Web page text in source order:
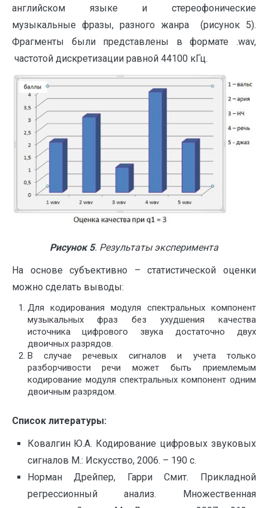
английском языке и стереофонические
музыкальные фразы, разного жанра (рисунок 5).
Фрагменты были представлены в формате .wav,
частотой дискретизации равной 44100 кГц.
Рисунок 5. Результаты эксперимента
На основе субъективно – статистической оценки
можно сделать выводы:
Для кодирования модуля спектральных компонент
музыкальных фраз без ухудшения качества
источника цифрового звука достаточно двух
двоичных разрядов.
В случае речевых сигналов и учета только
разборчивости речи может быть приемлемым
кодирование модуля спектральных компонент одним
двоичным разрядом.
Список литературы:
Ковалгин Ю.А. Кодирование цифровых звуковых
сигналов М.: Искусство, 2006. – 190 с.
Норман Дрейпер, Гарри Смит. Прикладной
регрессионный анализ. Множественная